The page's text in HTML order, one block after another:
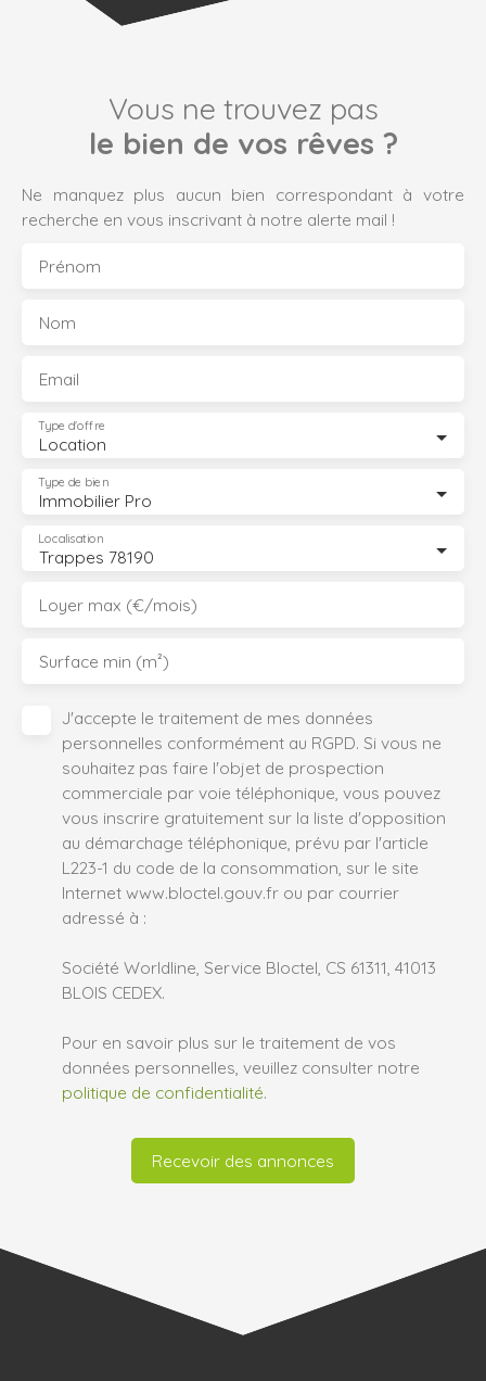
Vous ne trouvez pas
le bien de vos rêves ?
Ne manquez plus aucun bien correspondant à votre
recherche en vous inscrivant à notre alerte mail !
Prénom
Nom
Email
Location
Type d'offre
Immobilier Pro
Type de bien
Trappes 78190
Localisation
Loyer max (€/mois)
Surface min (m²)
J'accepte le traitement de mes données
personnelles conformément au RGPD. Si vous ne
souhaitez pas faire l'objet de prospection
commerciale par voie téléphonique, vous pouvez
vous inscrire gratuitement sur la liste d'opposition
au démarchage téléphonique, prévu par l'article
L223-1 du code de la consommation, sur le site
Internet www.bloctel.gouv.fr ou par courrier
adressé à :
Société Worldline, Service Bloctel, CS 61311, 41013
BLOIS CEDEX.
Pour en savoir plus sur le traitement de vos
données personnelles, veuillez consulter notre
politique de confidentialité.
Recevoir des annonces